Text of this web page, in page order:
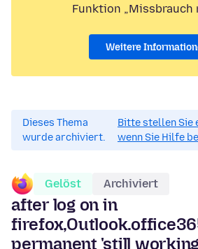
Funktion „Missbrauch
Weitere
Dieses Thema
wurde archiviert.
Bitte stellen Sie
wenn Sie Hilfe
Gelöst Archiviert
after log on in
permanent 'still